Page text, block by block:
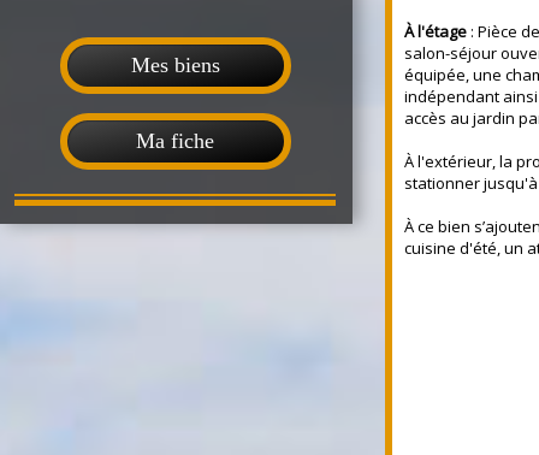
Mes biens
Ma fiche
À l'étage : Pièce
salon-séjour
équipée, une
indépendant
accès au jardin
À l'extérieur, la
stationner
À ce bien
cuisine d'été, un